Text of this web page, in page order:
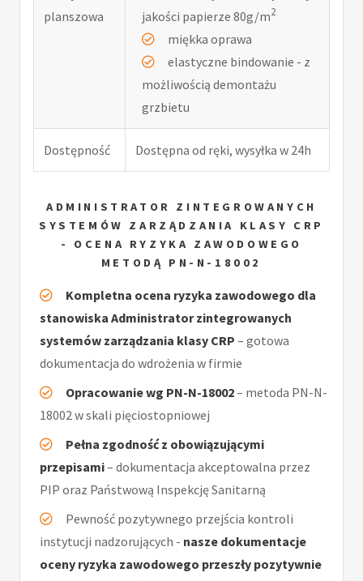
planszowa
jakości papierze 80g/m2
miękka oprawa
elastyczne bindowanie - z
możliwością demontażu
grzbietu
Dostępność Dostępna od ręki, wysyłka w 24h
ADMINISTRATOR ZINTEGROWANYCH
SYSTEMÓW ZARZĄDZANIA KLASY CRP
- OCENA RYZYKA ZAWODOWEGO
METODĄ PN-N-18002
Kompletna ocena ryzyka zawodowego dla
stanowiska Administrator zintegrowanych
systemów zarządzania klasy CRP – gotowa
dokumentacja do wdrożenia w firmie
Opracowanie wg PN-N-18002– metoda PN-N-
18002 w skali pięciostopniowej
Pełna zgodność z obowiązującymi
przepisami– dokumentacja akceptowalna przez
PIP oraz Państwową Inspekcję Sanitarną
Pewność pozytywnego przejścia kontroli
instytucji nadzorujących - nasze dokumentacje
oceny ryzyka zawodowego przeszły pozytywnie